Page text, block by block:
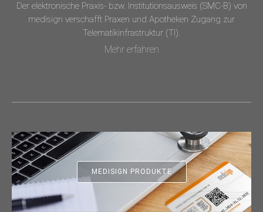
Der elektronische Praxis- bzw. Institutionsausweis (SMC-B) von
medisign verschafft Praxen und Apotheken Zugang zur
Telematikinfrastruktur (TI).
Mehr erfahren
MEDISIGN PRODUKTE